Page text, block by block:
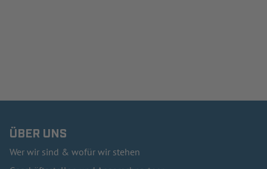
ÜBER UNS
Wer wir sind & wofür wir stehen